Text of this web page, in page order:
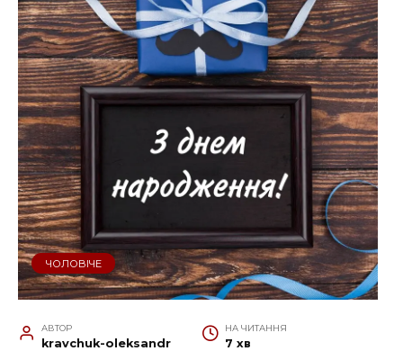
ЧОЛОВІЧЕ
АВТОР
kravchuk-oleksandr
НА ЧИТАННЯ
7 хв